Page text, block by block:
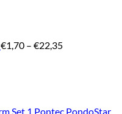
€1,70 – €22,35
Pontec PondoStar